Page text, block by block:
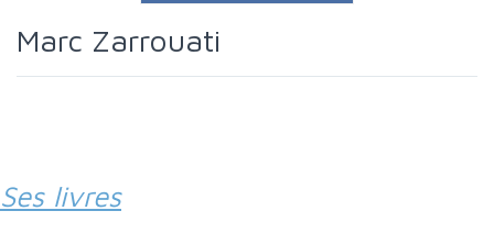
Marc Zarrouati
Ses livres